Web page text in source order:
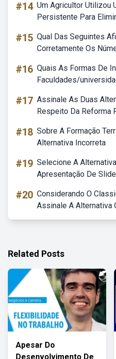
#14 Um Agricultor Utilizou
Persistente Para
#15 Qual Das Seguintes
Corretamente Os
#16 Quais As Formas De
Faculdades/
#17 Assinale As Duas
Respeito Da Reforma
#18 Sobre A Formação
Alternativa Incorreta
#19 Selecione A
Apresentação De
#20 Considerando O
Assinale A Alternativa
Related Posts
Apesar Do
Desenvolvimento De